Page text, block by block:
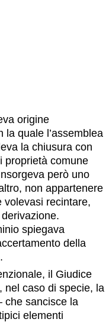
origine
la quale l’assemblea
la chiusura con
proprietà comune
però uno
non appartenere
volevasi recintare,
spiegava
della
il Giudice
nel caso di specie, la
che sancisce la
elementi